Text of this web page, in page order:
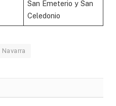
San Emeterio y San
Celedonio
Navarra